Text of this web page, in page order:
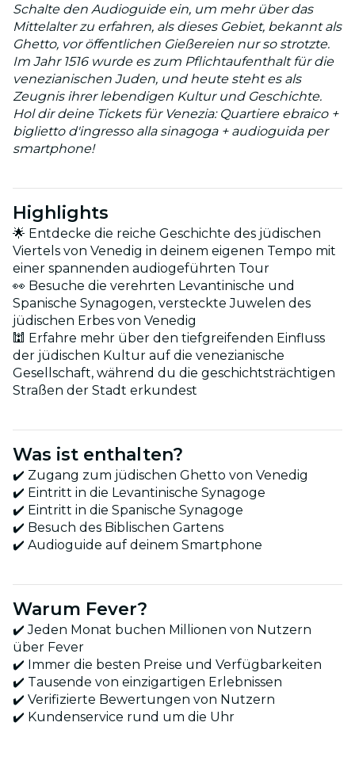
Schalte den Audioguide ein, um mehr über das
Mittelalter zu erfahren, als dieses Gebiet, bekannt als
Ghetto, vor öffentlichen Gießereien nur so strotzte.
Im Jahr 1516 wurde es zum Pflichtaufenthalt für die
venezianischen Juden, und heute steht es als
Zeugnis ihrer lebendigen Kultur und Geschichte.
Hol dir deine Tickets für Venezia: Quartiere ebraico +
biglietto d'ingresso alla sinagoga + audioguida per
smartphone!
Highlights
🌟 Entdecke die reiche Geschichte des jüdischen
Viertels von Venedig in deinem eigenen Tempo mit
einer spannenden audiogeführten Tour
👀 Besuche die verehrten Levantinische und
Spanische Synagogen, versteckte Juwelen des
jüdischen Erbes von Venedig
🕍 Erfahre mehr über den tiefgreifenden Einfluss
der jüdischen Kultur auf die venezianische
Gesellschaft, während du die geschichtsträchtigen
Straßen der Stadt erkundest
Was ist enthalten?
✔️ Zugang zum jüdischen Ghetto von Venedig
✔️ Eintritt in die Levantinische Synagoge
✔️ Eintritt in die Spanische Synagoge
✔️ Besuch des Biblischen Gartens
✔️ Audioguide auf deinem Smartphone
Warum Fever?
✔️ Jeden Monat buchen Millionen von Nutzern
über Fever
✔️ Immer die besten Preise und Verfügbarkeiten
✔️ Tausende von einzigartigen Erlebnissen
✔️ Verifizierte Bewertungen von Nutzern
✔️ Kundenservice rund um die Uhr